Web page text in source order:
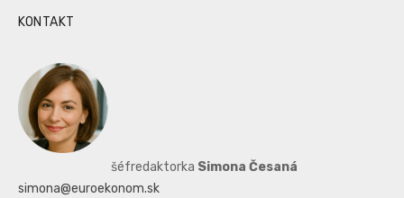
KONTAKT
šéfredaktorka Simona Česaná
simona@euroekonom.sk